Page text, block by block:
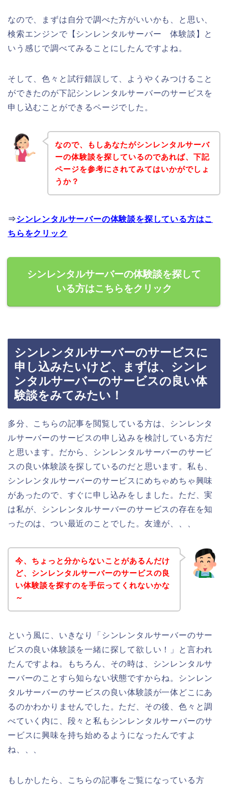
なので、まずは自分で調べた方がいいかも、と思い、
検索エンジンで【シンレンタルサーバー 体験談】と
いう感じで調べてみることにしたんですよね。
そして、色々と試行錯誤して、ようやくみつけること
ができたのが下記シンレンタルサーバーのサービスを
申し込むことができるページでした。
なので、もしあなたがシンレンタルサーバ
ーの体験談を探しているのであれば、下記
ページを参考にされてみてはいかがでしょ
うか？
⇒シンレンタルサーバーの体験談を探している方はこ
ちらをクリック
シンレンタルサーバーの体験談を探して
いる方はこちらをクリック
シンレンタルサーバーのサービスに
申し込みたいけど、まずは、シンレ
ンタルサーバーのサービスの良い体
験談をみてみたい！
多分、こちらの記事を閲覧している方は、シンレンタ
ルサーバーのサービスの申し込みを検討している方だ
と思います。だから、シンレンタルサーバーのサービ
スの良い体験談を探しているのだと思います。私も、
シンレンタルサーバーのサービスにめちゃめちゃ興味
があったので、すぐに申し込みをしました。ただ、実
は私が、シンレンタルサーバーのサービスの存在を知
ったのは、つい最近のことでした。友達が、、、
今、ちょっと分からないことがあるんだけ
ど、シンレンタルサーバーのサービスの良
い体験談を探すのを手伝ってくれないかな
～
という風に、いきなり「シンレンタルサーバーのサー
ビスの良い体験談を一緒に探して欲しい！」と言われ
たんですよね。もちろん、その時は、シンレンタルサ
ーバーのことすら知らない状態ですからね。シンレン
タルサーバーのサービスの良い体験談が一体どこにあ
るのかわかりませんでした。ただ、その後、色々と調
べていく内に、段々と私もシンレンタルサーバーのサ
ービスに興味を持ち始めるようになったんですよ
ね、、、
もしかしたら、こちらの記事をご覧になっている方